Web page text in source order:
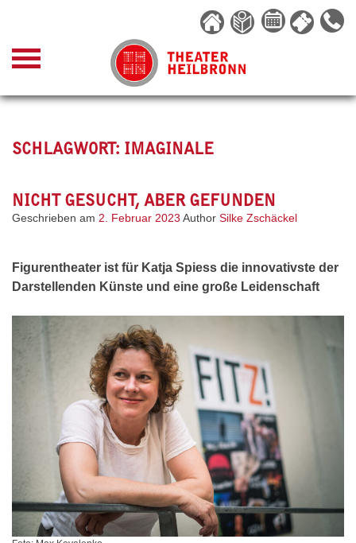
content
SCHLAGWORT: IMAGINALE
NICHT GESUCHT, ABER GEFUNDEN
Geschrieben am 2. Februar 2023 Author Silke Zschäckel
Figurentheater ist für Katja Spiess die innovativste der
Darstellenden Künste und eine große Leidenschaft